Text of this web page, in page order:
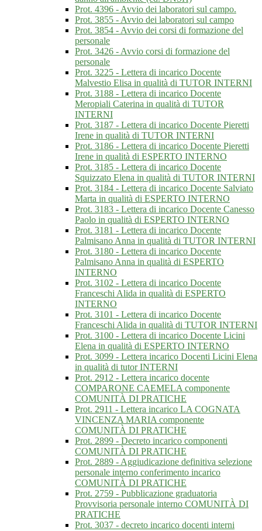
Prot. 4396 - Avvio dei laboratori sul campo.
Prot. 3855 - Avvio dei laboratori sul campo
Prot. 3854 - Avvio dei corsi di formazione del
personale
Prot. 3426 - Avvio corsi di formazione del
personale
Prot. 3225 - Lettera di incarico Docente
Malvestio Elisa in qualità di TUTOR INTERNI
Prot. 3188 - Lettera di incarico Docente
Meropiali Caterina in qualità di TUTOR
INTERNI
Prot. 3187 - Lettera di incarico Docente Pieretti
Irene in qualità di TUTOR INTERNI
Prot. 3186 - Lettera di incarico Docente Pieretti
Irene in qualità di ESPERTO INTERNO
Prot. 3185 - Lettera di incarico Docente
Squizzato Elena in qualità di TUTOR INTERNI
Prot. 3184 - Lettera di incarico Docente Salviato
Marta in qualità di ESPERTO INTERNO
Prot. 3183 - Lettera di incarico Docente Canesso
Paolo in qualità di ESPERTO INTERNO
Prot. 3181 - Lettera di incarico Docente
Palmisano Anna in qualità di TUTOR INTERNI
Prot. 3180 - Lettera di incarico Docente
Palmisano Anna in qualità di ESPERTO
INTERNO
Prot. 3102 - Lettera di incarico Docente
Franceschi Alida in qualità di ESPERTO
INTERNO
Prot. 3101 - Lettera di incarico Docente
Franceschi Alida in qualità di TUTOR INTERNI
Prot. 3100 - Lettera di incarico Docente Licini
Elena in qualità di ESPERTO INTERNO
Prot. 3099 - Lettera incarico Docenti Licini Elena
in qualità di tutor INTERNI
Prot. 2912 - Lettera incarico docente
COMPARONE CAEMELA componente
COMUNITÀ DI PRATICHE
Prot. 2911 - Lettera incarico LA COGNATA
VINCENZA MARIA componente
COMUNITÀ DI PRATICHE
Prot. 2899 - Decreto incarico componenti
COMUNITÀ DI PRATICHE
Prot. 2889 - Aggiudicazione definitiva selezione
personale interno conferimento incarico
COMUNITÀ DI PRATICHE
Prot. 2759 - Pubblicazione graduatoria
Provvisoria personale interno COMUNITÀ DI
PRATICHE
Prot. 3037 - decreto incarico docenti interni